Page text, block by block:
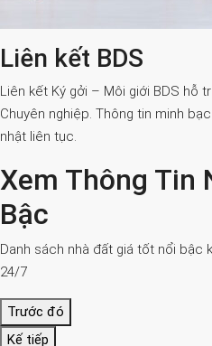
Liên kết BDS
Liên kết Ký gởi – Môi giới BDS hỗ
Chuyên nghiệp. Thông tin minh
nhật liên tục.
Xem Thông Tin
Bậc
Danh sách nhà đất giá tốt nổi bậc
24/7
Trước đó
Kế tiếp